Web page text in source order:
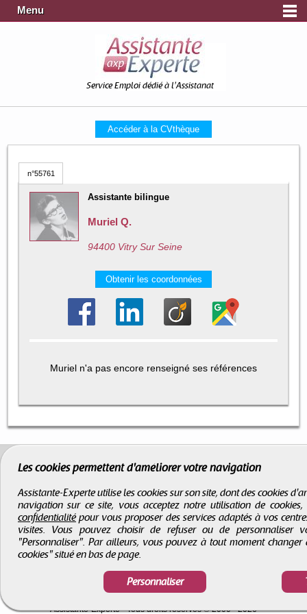
Menu
Service Emploi dédié à l'Assistanat
Accéder à la CVthèque
n°55761
Assistante bilingue
Muriel Q.
94400 Vitry Sur Seine
Obtenir les coordonnées
Muriel n'a pas encore renseigné ses références
-Infos légales-Droits d'auteur
Assistante-Experte- Tous droits réservés © 2000 - 2026
Les cookies permettent d'améliorer votre navigation
Assistante-Experte utilise les cookies sur son site, dont des cookies
navigation sur ce site, vous acceptez notre utilisation de
confidentialitépour vous proposer des services adaptés à vos
visites. Vous pouvez choisir de refuser ou de
"Personnaliser". Par ailleurs, vous pouvez à tout moment
cookies" situé en bas de page.
Personnaliser